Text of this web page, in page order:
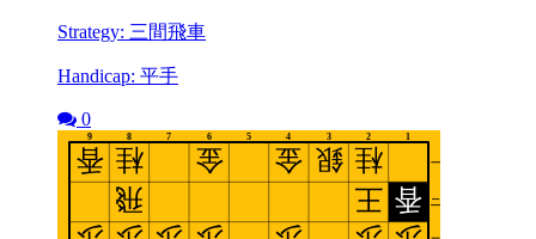
Strategy: 三間飛車
Handicap: 平手
0